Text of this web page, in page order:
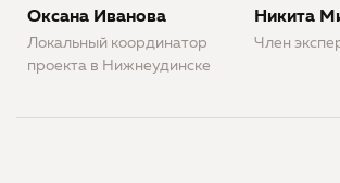
Оксана Иванова
Локальный координатор
проекта в Нижнеудинске
Никита
Член